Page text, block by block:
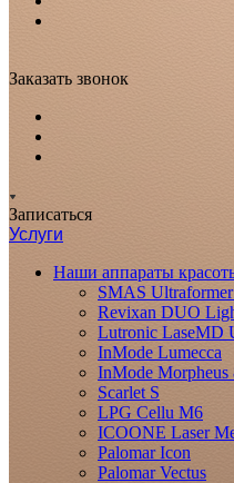
Заказать звонок
Записаться
Услуги
Наши аппараты
SMAS
Revixan DUO
Lutronic LaseMD
InMode Lumecca
InMode Morpheus
Scarlet S
LPG Cellu M6
ICOONE Laser
Palomar Icon
Palomar Vectus